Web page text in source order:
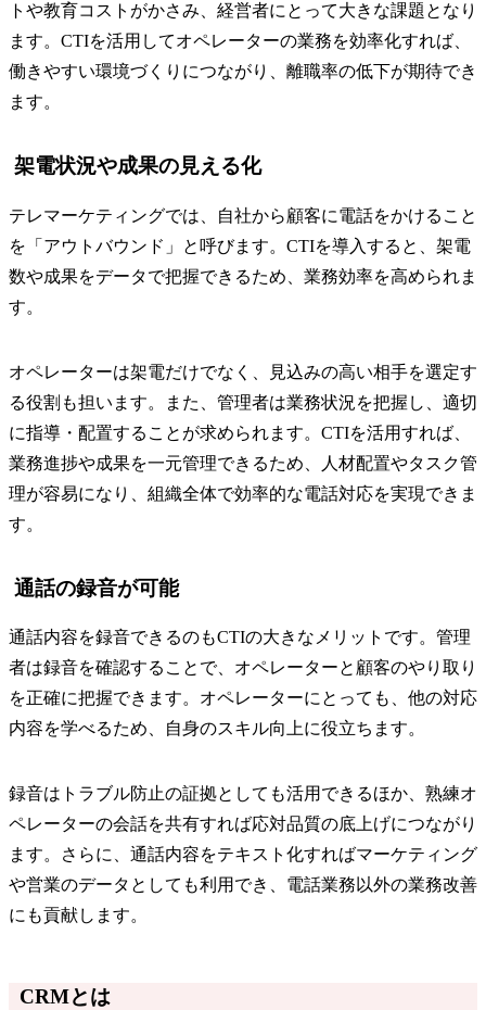
トや教育コストがかさみ、経営者にとって大きな課題となり
ます。CTIを活用してオペレーターの業務を効率化すれば、
働きやすい環境づくりにつながり、離職率の低下が期待でき
ます。
架電状況や成果の見える化
テレマーケティングでは、自社から顧客に電話をかけること
を「アウトバウンド」と呼びます。CTIを導入すると、架電
数や成果をデータで把握できるため、業務効率を高められま
す。
オペレーターは架電だけでなく、見込みの高い相手を選定す
る役割も担います。また、管理者は業務状況を把握し、適切
に指導・配置することが求められます。CTIを活用すれば、
業務進捗や成果を一元管理できるため、人材配置やタスク管
理が容易になり、組織全体で効率的な電話対応を実現できま
す。
通話の録音が可能
通話内容を録音できるのもCTIの大きなメリットです。管理
者は録音を確認することで、オペレーターと顧客のやり取り
を正確に把握できます。オペレーターにとっても、他の対応
内容を学べるため、自身のスキル向上に役立ちます。
録音はトラブル防止の証拠としても活用できるほか、熟練オ
ペレーターの会話を共有すれば応対品質の底上げにつながり
ます。さらに、通話内容をテキスト化すればマーケティング
や営業のデータとしても利用でき、電話業務以外の業務改善
にも貢献します。
CRMとは